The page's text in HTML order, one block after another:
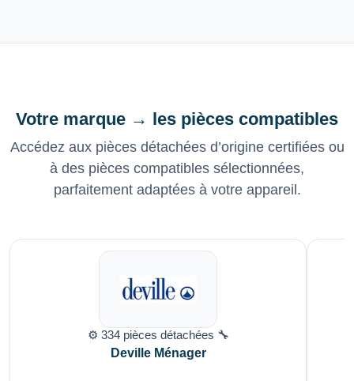
Votre marque → les pièces compatibles
Accédez aux pièces détachées d’origine certifiées ou
à des pièces compatibles sélectionnées,
parfaitement adaptées à votre appareil.
⚙️ 334 pièces détachées 🔧
Deville Ménager